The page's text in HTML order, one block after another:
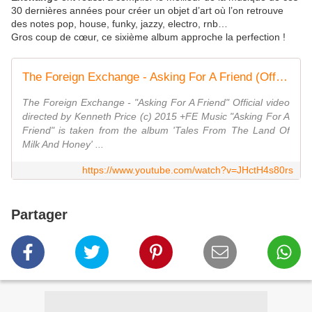
30 dernières années pour créer un objet d’art où l’on retrouve
des notes pop, house, funky, jazzy, electro, rnb…
Gros coup de cœur, ce sixième album approche la perfection !
The Foreign Exchange - Asking For A Friend (Official Video)
The Foreign Exchange - "Asking For A Friend" Official video
directed by Kenneth Price (c) 2015 +FE Music "Asking For A
Friend" is taken from the album 'Tales From The Land Of
Milk And Honey' ...
https://www.youtube.com/watch?v=JHctH4s80rs
Partager